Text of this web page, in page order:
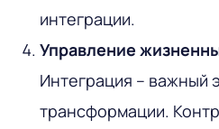
интеграции.
Управление
Интеграция – важный
трансформации.